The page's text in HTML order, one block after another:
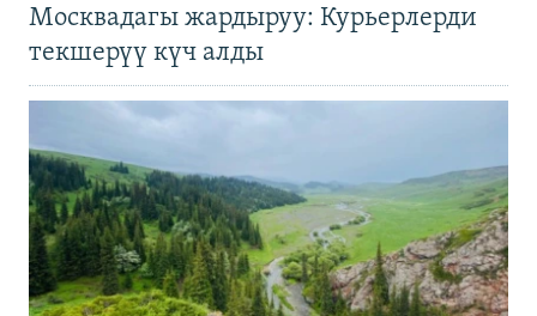
Москвадагы жардыруу: Курьерлерди
текшерүү күч алды